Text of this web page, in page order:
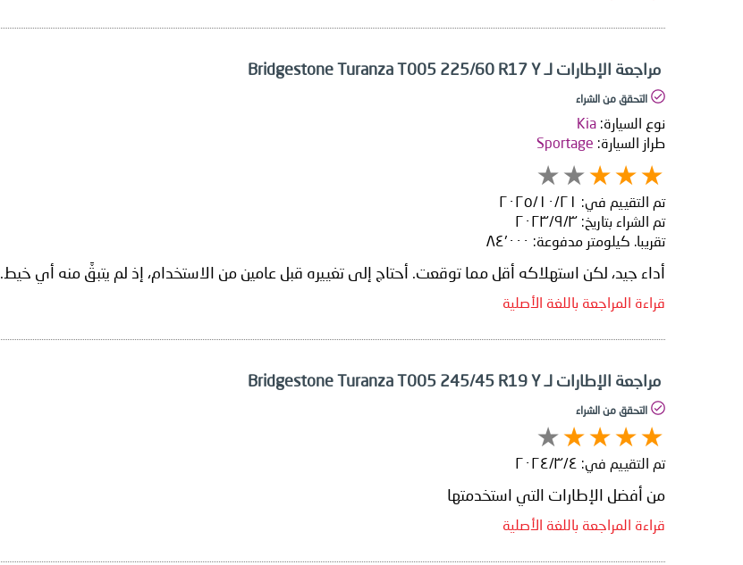
مراجعة الإطارات لـ Bridgestone Turanza T005 225/60 R17 Y
التحقق من الشراء
نوع السيارة: Kia
طراز السيارة: Sportage
تم التقييم في: ٢١‏/١٠‏/٢٠٢٥
تم الشراء بتاريخ: ٣‏/٩‏/٢٠٢٣
تقريبا. كيلومتر مدفوعة: ٨٤٬٠٠٠
أداء جيد، لكن استهلاكه أقل مما توقعت. أحتاج إلى تغييره قبل عامين من الاستخدام، إذ لم يتبقَّ منه أي خيط.
قراءة المراجعة باللغة الأصلية
مراجعة الإطارات لـ Bridgestone Turanza T005 245/45 R19 Y
التحقق من الشراء
تم التقييم في: ٤‏/٣‏/٢٠٢٤
من أفضل الإطارات التي استخدمتها
قراءة المراجعة باللغة الأصلية